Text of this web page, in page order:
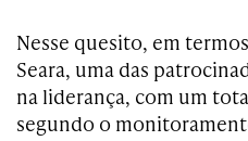
Nesse quesito, em
Seara, uma das
na liderança, com um
segundo o